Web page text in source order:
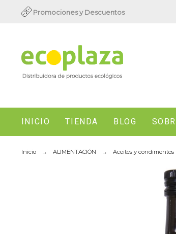
Promociones y Descuentos
INICIO TIENDA BLOG
Inicio ALIMENTACIÓN Aceites y condimentos